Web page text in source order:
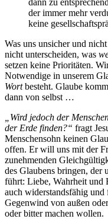
der immer mehr
keine
Was uns unsicher und
nicht unterscheiden, was
setzen keine Prioritäten.
Notwendige in unserem
Wortbesteht. Glaube
dann von selbst …
„Wird jedoch der
der Erde finden?“ fragt
Menschensohn keinen
offen. Er will uns mit der
zunehmenden
des Glaubens bringen, der
führt: Liebe, Wahrheit und
auch widerstandsfähig
Gegenwind von außen
oder bitter machen wollen.